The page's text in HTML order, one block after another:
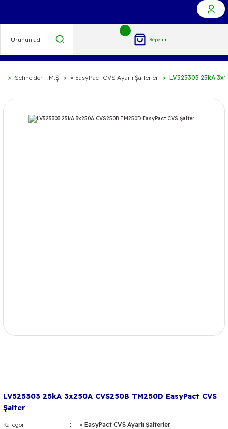
Sepetim
Schneider T.M.Ş ⁕ EasyPact CVS Ayarlı Şalterler LV525303 25kA
LV525303 25kA 3x250A CVS250B TM250D EasyPact CVS
Şalter
Kategori
⁕ EasyPact CVS Ayarlı Şalterler